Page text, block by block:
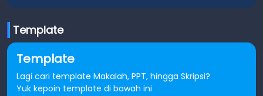
Template
Template
Lagi cari template Makalah, PPT, hingga Skripsi?
Yuk kepoin template di bawah ini